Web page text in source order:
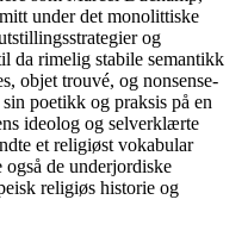
under det monolittiske
og
da rimelig stabile semantikk
objet trouvé, og nonsense-
poetikk og praksis på en
ideolog og selverklærte
et religiøst vokabular
de underjordiske
religiøs historie og